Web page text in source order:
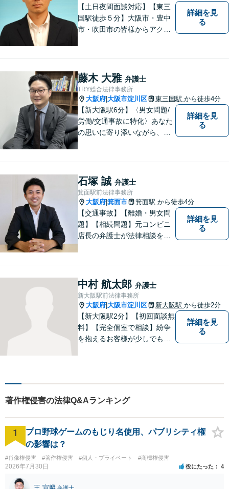
【土日夜間面談対応】【東三
国駅徒歩５分】大阪市・豊中
市・吹田市の皆様からアクセ
詳細を見
る
藤木 大雅 弁護士
TRY総合法律事務所
大阪府 大阪市淀川区 東三国駅 から徒歩4分
【新大阪駅6分】〈男女問題/
労働/交通事故に特化〉あなた
の思いに寄り添いながら、明
据えた解決を目指します。
【メール・電話面談可】【東
三国駅4分】
詳細を見
る
石塚 誠 弁護士
箕面駅前法律事務所
大阪府 箕面市 箕面駅 から徒歩4分
【交通事故】【離婚・男女問
題】【相続問題】元コンビニ
店長の弁護士が法律相談を承
詳細を見
る
中村 航太郎 弁護士
新大阪駅前法律事務所
大阪府 大阪市淀川区 新大阪駅 から徒歩2分
【新大阪駅2分】【初回面談無
料】【完全個室で相談】紛争
を抱えるお客様が少しでも早
なく、事実と法律をもとに根
本的な解決を導くことが弁護
士の役割だと考えています。
詳細を見
る
著作権侵害の法律Q&Aランキング
1
プロ野球ゲームのもじり名使用、パブリシティ権
の影響は？
#肖像権侵害 #著作権侵害 #個人・プライベート #商標権侵害
2026年7月30日 役にたった 4
王 宣麟 弁護士